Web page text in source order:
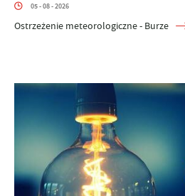
05 - 08 - 2026
Ostrzeżenie meteorologiczne - Burze